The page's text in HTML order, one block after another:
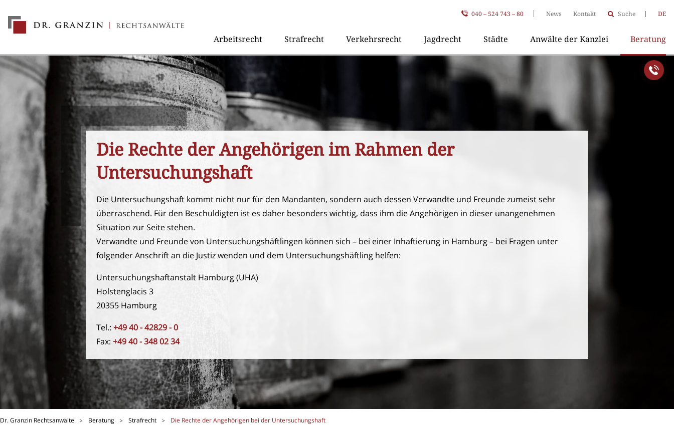
040 – 524 743 – 80 News Kontakt Suche DE
Arbeitsrecht Strafrecht Verkehrsrecht Jagdrecht Städte Anwälte der Kanzlei Beratung
Die Rechte der Angehörigen im Rahmen der
Untersuchungshaft
Die Untersuchungshaft kommt nicht nur für den Mandanten, sondern auch dessen Verwandte und Freunde zumeist sehr
überraschend. Für den Beschuldigten ist es daher besonders wichtig, dass ihm die Angehörigen in dieser unangenehmen
Situation zur Seite stehen.
Verwandte und Freunde von Untersuchungshäftlingen können sich – bei einer Inhaftierung in Hamburg – bei Fragen unter
folgender Anschrift an die Justiz wenden und dem Untersuchungshäftling helfen:
Untersuchungshaftanstalt Hamburg (UHA)
Holstenglacis 3
20355 Hamburg
Tel.: +49 40 - 42829 - 0
Fax: +49 40 - 348 02 34
Dr. Granzin Rechtsanwälte > Beratung > Strafrecht > Die Rechte der Angehörigen bei der Untersuchungshaft